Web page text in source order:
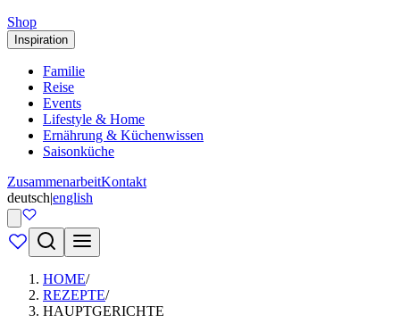
Shop
Inspiration
Familie
Reise
Events
Lifestyle & Home
Ernährung & Küchenwissen
Saisonküche
ZusammenarbeitKontakt
deutsch|english
HOME/
REZEPTE/
HAUPTGERICHTE